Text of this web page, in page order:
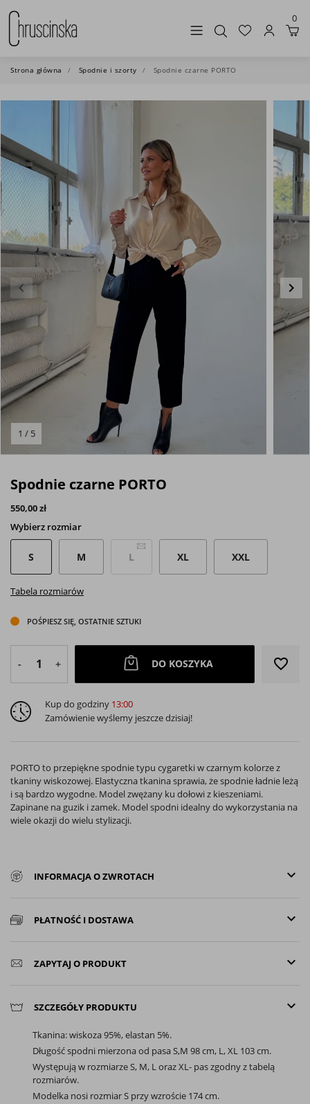
0
Strona główna Spodnie i szorty Spodnie czarne PORTO
Poprzedni
keyboard_arrow_left keyboard_arrow_right
1 / 5
Spodnie czarne PORTO
550,00 zł
Wybierz rozmiar
S M L XL XXL
Tabela rozmiarów
POŚPIESZ SIĘ, OSTATNIE SZTUKI
- + DO KOSZYKA favorite_border
Kup do godziny 13:00
Zamówienie wyślemy jeszcze dzisiaj!
PORTO to przepiękne spodnie typu cygaretki w czarnym kolorze z
tkaniny wiskozowej. Elastyczna tkanina sprawia, że spodnie ładnie leżą
i są bardzo wygodne. Model zwężany ku dołowi z kieszeniami.
Zapinane na guzik i zamek. Model spodni idealny do wykorzystania na
wiele okazji do wielu stylizacji.
keyboard_arrow_down
INFORMACJA O ZWROTACH
keyboard_arrow_down
PŁATNOŚĆ I DOSTAWA
keyboard_arrow_down
ZAPYTAJ O PRODUKT
keyboard_arrow_down
SZCZEGÓŁY PRODUKTU
Tkanina: wiskoza 95%, elastan 5%.
Długość spodni mierzona od pasa S,M 98 cm, L, XL 103 cm.
Występują w rozmiarze S, M, L oraz XL- pas zgodny z tabelą
rozmiarów.
Modelka nosi rozmiar S przy wzroście 174 cm.